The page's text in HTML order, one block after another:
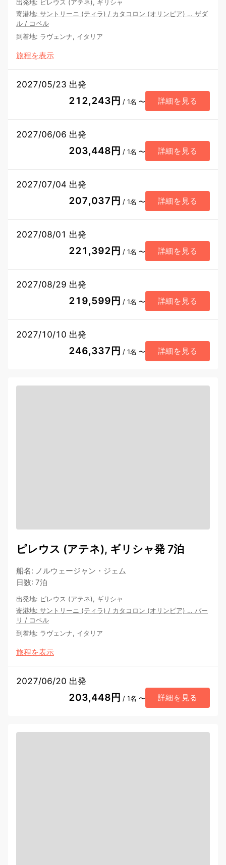
出発地: ピレウス (アテネ), ギリシャ
寄港地: サントリーニ (ティラ) / カタコロン (オリンピア) … ザダ
ル / コペル
到着地: ラヴェンナ, イタリア
旅程を表示
2027/05/23 出発
212,243円 / 1名 〜 詳細を見る
2027/06/06 出発
203,448円 / 1名 〜 詳細を見る
2027/07/04 出発
207,037円 / 1名 〜 詳細を見る
2027/08/01 出発
221,392円 / 1名 〜 詳細を見る
2027/08/29 出発
219,599円 / 1名 〜 詳細を見る
2027/10/10 出発
246,337円 / 1名 〜 詳細を見る
ピレウス (アテネ), ギリシャ発 7泊
船名: ノルウェージャン・ジェム
日数: 7泊
出発地: ピレウス (アテネ), ギリシャ
寄港地: サントリーニ (ティラ) / カタコロン (オリンピア) … バー
リ / コペル
到着地: ラヴェンナ, イタリア
旅程を表示
2027/06/20 出発
203,448円 / 1名 〜 詳細を見る